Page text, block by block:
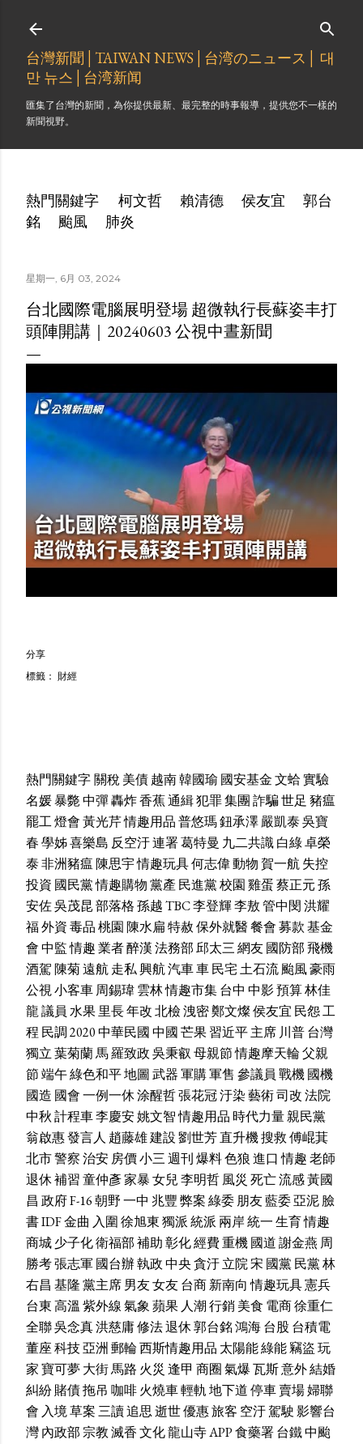
台灣新聞│TAIWAN NEWS│台湾のニュース│ 대
만 뉴스│台湾新闻
匯集了台灣的新聞，為你提供最新、最完整的時事報導，提供您不一樣的
新聞視野。
熱門關鍵字 柯文哲 賴清德 侯友宜
郭台
銘
颱風 肺炎
星期一, 6月 03, 2024
台北國際電腦展明登場 超微執行長蘇姿丰打
頭陣開講｜20240603 公視中晝新聞
分享
標籤： 財經
熱門關鍵字關稅美債越南韓國瑜 國安基金文蛤實驗
名媛暴斃中彈轟炸香蕉通緝犯罪集團詐騙世足 豬瘟
罷工燈會黃光芹情趣用品普悠瑪鈕承澤嚴凱泰吳寶
春學姊喜樂島 反空汙連署葛特曼 九二共識白綠卓榮
泰非洲豬瘟陳思宇情趣玩具何志偉動物賀一航失控
投資 國民黨情趣購物黨產 民進黨校園雞蛋蔡正元孫
安佐吳茂昆部落格孫越TBC李登輝李敖管中閔洪耀
福外資毒品桃園陳水扁特赦保外就醫餐會募款基金
會中監情趣業者醉漢法務部邱太三網友國防部飛機
酒駕陳菊遠航走私興航汽車車民宅土石流颱風豪雨
公視小客車周錫瑋雲林情趣市集台中 中影預算林佳
龍議員 水果里長年改北檢洩密鄭文燦侯友宜 民怨工
程 民調2020中華民國中國芒果習近平主席 川普台灣
獨立葉菊蘭馬羅致政吳秉叡母親節情趣摩天輪父親
節端午綠色和平地圖武器軍購軍售 參議員 戰機國機
國造 國會一例一休涂醒哲張花冠汙染藝術司改法院
中秋計程車李慶安姚文智情趣用品 時代力量親民黨
翁啟惠發言人 趙藤雄建設劉世芳直升機搜救傅崐萁
北市警察治安房價小三週刊爆料色狼進口 情趣老師
退休補習童仲彥家暴女兒李明哲風災 死亡流感黃國
昌 政府F-16朝野一中 兆豐弊案綠委朋友藍委亞泥臉
書IDF金曲 入圍徐旭東獨派統派 兩岸統一生育情趣
商城少子化衛福部補助彰化經費重機國道謝金燕 周
勝考張志軍國台辦執政中央貪汙立院宋 國黨民黨林
右昌 基隆黨主席男友女友台商新南向 情趣玩具憲兵
台東高溫 紫外線氣象蘋果 人潮行銷美食 電商徐重仁
全聯吳念真洪慈庸修法退休郭台銘鴻海台股 台積電
董座科技亞洲 郵輪西斯情趣用品 太陽能綠能竊盜玩
家寶可夢大街馬路 火災 逢甲 商圈氣爆瓦斯意外結婚
糾紛賭債拖吊 咖啡火燒車輕軌地下道停車賣場婦聯
會 入境草案三讀追思逝世優惠旅客 空汙駕駛影響台
灣內政部宗教滅香文化龍山寺APP食藥署台鐵中颱